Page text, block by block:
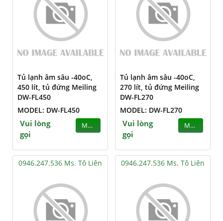
Tủ lạnh âm sâu -40oC,
450 lít, tủ đứng Meiling
DW-FL450
MODEL: DW-FL450
Vui lòng
gọi
MUA
Tủ lạnh âm sâu -40oC,
270 lít, tủ đứng Meiling
DW-FL270
MODEL: DW-FL270
Vui lòng
gọi
MUA
0946.247.536 Ms. Tô Liên 0946.247.536 Ms. Tô Liên